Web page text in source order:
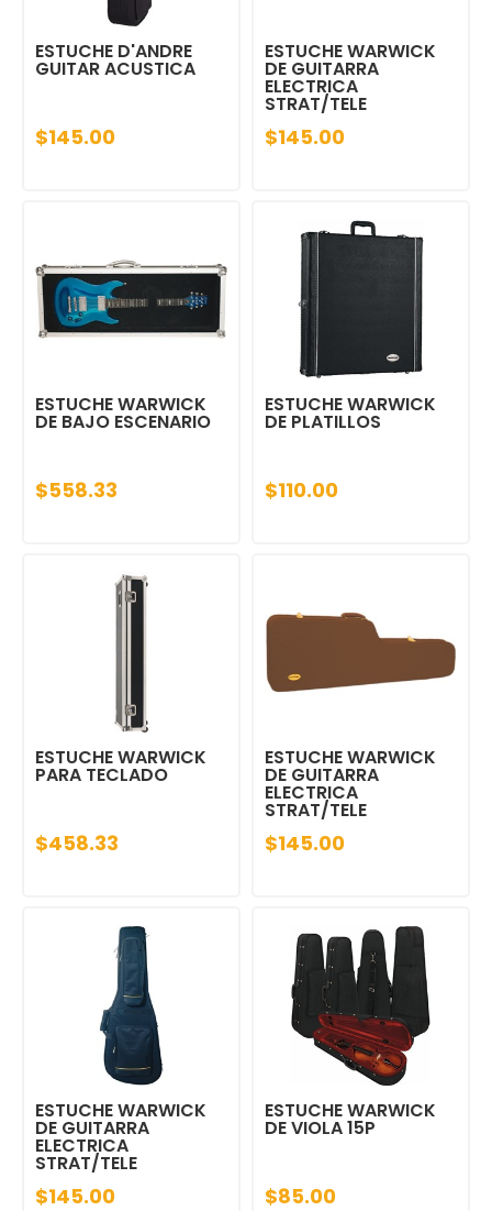
ESTUCHE D'ANDRE
GUITAR ACUSTICA
$145.00
ESTUCHE WARWICK
DE GUITARRA
ELECTRICA
STRAT/TELE
$145.00
ESTUCHE WARWICK
DE BAJO ESCENARIO
$558.33
ESTUCHE WARWICK
DE PLATILLOS
$110.00
ESTUCHE WARWICK
PARA TECLADO
$458.33
ESTUCHE WARWICK
DE GUITARRA
ELECTRICA
STRAT/TELE
$145.00
ESTUCHE WARWICK
DE GUITARRA
ELECTRICA
STRAT/TELE
$145.00
ESTUCHE WARWICK
DE VIOLA 15P
$85.00